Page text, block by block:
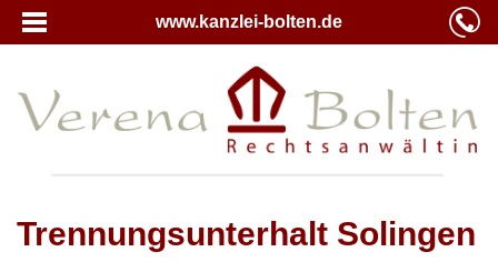
www.kanzlei-bolten.de
Trennungsunterhalt Solingen